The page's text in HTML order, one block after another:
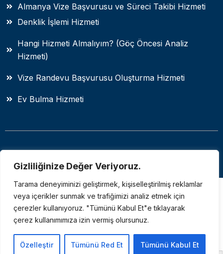
Gizliliğinize Değer Veriyoruz.
Tarama deneyiminizi geliştirmek, kişiselleştirilmiş reklamlar
veya içerikler sunmak ve trafiğimizi analiz etmek için
çerezler kullanıyoruz. "Tümünü Kabul Et"e tıklayarak
çerez kullanımımıza izin vermiş olursunuz.
Özelleştir Tümünü Red Et Tümünü Kabul Et
Almanya Vize Başvurusu ve Süreci Takibi Hizmeti
Denklik İşlemi Hizmeti
Hangi Hizmeti Almalıyım? (Göç Öncesi Analiz
Hizmeti)
Vize Randevu Başvurusu Oluşturma Hizmeti
Ev Bulma Hizmeti